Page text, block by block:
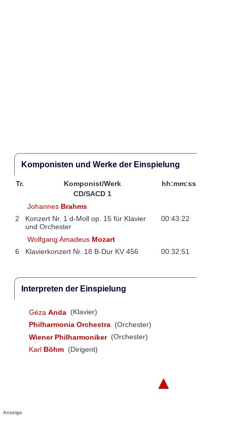
Komponisten und Werke der Einspielung
Tr. Komponist/Werk
hh:mm:ss
CD/SACD 1
Johannes Brahms
2
Konzert Nr. 1 d-Moll op. 15 für Klavier
und Orchester
00:43:22
Wolfgang Amadeus Mozart
6
Klavierkonzert Nr. 18 B-Dur KV 456 00:32:51
Interpreten der Einspielung
Géza Anda (Klavier)
Philharmonia Orchestra (Orchester)
Wiener Philharmoniker (Orchester)
Karl Böhm (Dirigent)
▲
Anzeige